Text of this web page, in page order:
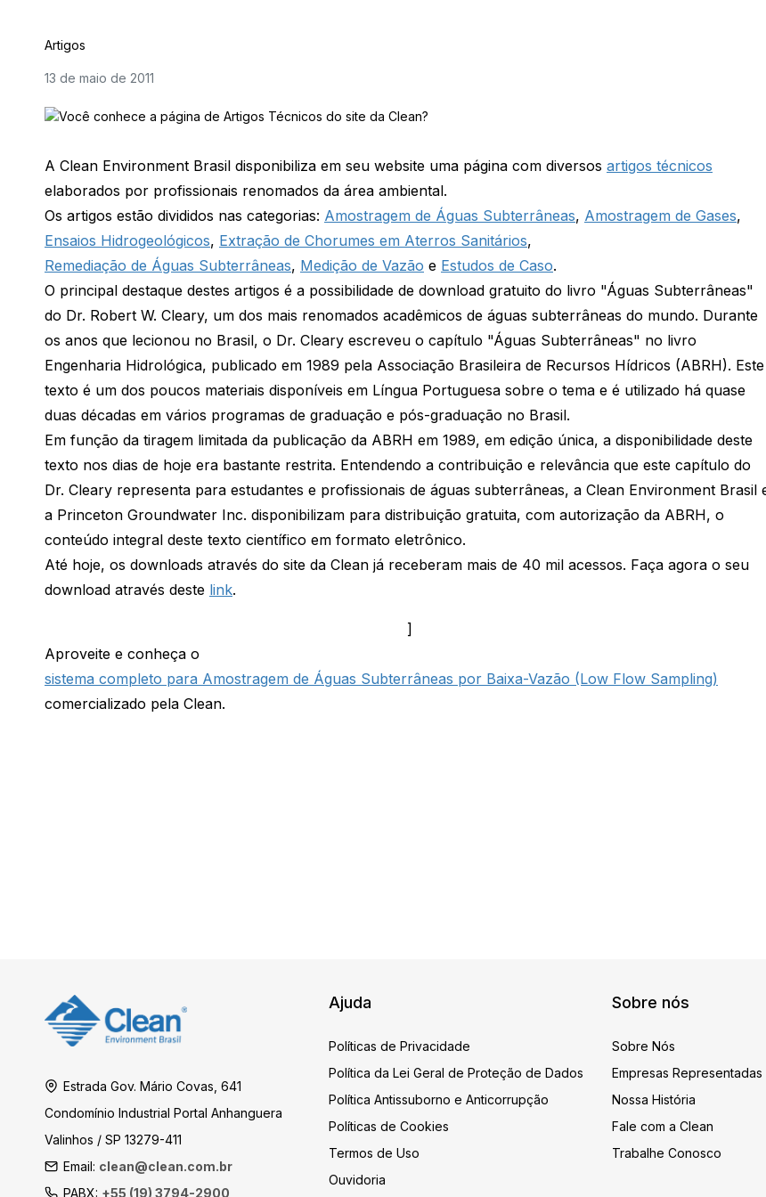
Artigos
13 de maio de 2011
A Clean Environment Brasil disponibiliza em seu website uma página com diversos artigos técnicos
elaborados por profissionais renomados da área ambiental.
Os artigos estão divididos nas categorias: Amostragem de Águas Subterrâneas, Amostragem de Gases,
Ensaios Hidrogeológicos, Extração de Chorumes em Aterros Sanitários,
Remediação de Águas Subterrâneas, Medição de Vazão e Estudos de Caso.
O principal destaque destes artigos é a possibilidade de download gratuito do livro "Águas Subterrâneas"
do Dr. Robert W. Cleary, um dos mais renomados acadêmicos de águas subterrâneas do mundo. Durante
os anos que lecionou no Brasil, o Dr. Cleary escreveu o capítulo "Águas Subterrâneas" no livro
Engenharia Hidrológica, publicado em 1989 pela Associação Brasileira de Recursos Hídricos (ABRH). Este
texto é um dos poucos materiais disponíveis em Língua Portuguesa sobre o tema e é utilizado há quase
duas décadas em vários programas de graduação e pós-graduação no Brasil.
Em função da tiragem limitada da publicação da ABRH em 1989, em edição única, a disponibilidade deste
texto nos dias de hoje era bastante restrita. Entendendo a contribuição e relevância que este capítulo do
Dr. Cleary representa para estudantes e profissionais de águas subterrâneas, a Clean Environment Brasil
a Princeton Groundwater Inc. disponibilizam para distribuição gratuita, com autorização da ABRH, o
conteúdo integral deste texto científico em formato eletrônico.
Até hoje, os downloads através do site da Clean já receberam mais de 40 mil acessos. Faça agora o seu
download através deste link.
]
Aproveite e conheça o
sistema completo para Amostragem de Águas Subterrâneas por Baixa-Vazão (Low Flow Sampling)
comercializado pela Clean.
Estrada Gov. Mário Covas, 641
Condomínio Industrial Portal Anhanguera
Valinhos / SP 13279-411
Email: clean@clean.com.br
PABX: +55 (19) 3794-2900
Ajuda
Políticas de Privacidade
Política da Lei Geral de Proteção de Dados
Política Antissuborno e Anticorrupção
Políticas de Cookies
Termos de Uso
Ouvidoria
Sobre nós
Sobre Nós
Empresas Representadas
Nossa História
Fale com a Clean
Trabalhe Conosco